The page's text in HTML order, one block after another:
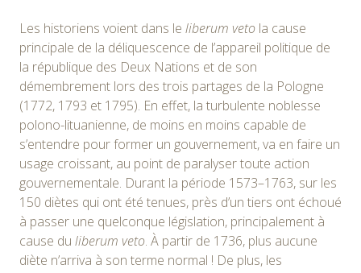
Les historiens voient dans le liberum veto la cause
principale de la déliquescence de l’appareil politique de
la république des Deux Nations et de son
démembrement lors des trois partages de la Pologne
(1772, 1793 et 1795). En effet, la turbulente noblesse
polono-lituanienne, de moins en moins capable de
s’entendre pour former un gouvernement, va en faire un
usage croissant, au point de paralyser toute action
gouvernementale. Durant la période 1573–1763, sur les
150 diètes qui ont été tenues, près d’un tiers ont échoué
à passer une quelconque législation, principalement à
cause du liberum veto. À partir de 1736, plus aucune
diète n’arriva à son terme normal ! De plus, les